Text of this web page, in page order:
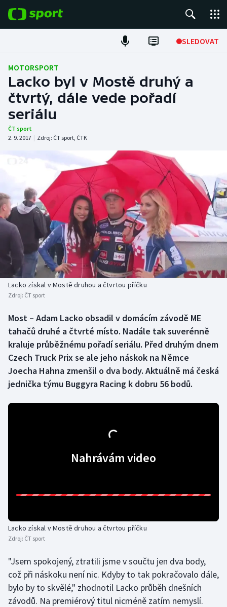
SLEDOVAT
Fotbal
Hokej
Tenis
Atletika
Cyklistika
DALŠÍ SPORTY
Americký fotbal
Baseball a softbal
Basketbal
Biatlon
Box
Curling
Dostihy
Florbal
Jezdectví
Krasobruslení
Lezení
NEPŘEHLÉDNĚTE
Soutěže
Historické návraty
Aplikace ČT sport
MOTORSPORT
Lacko byl v Mostě druhý a
čtvrtý, dále vede pořadí
seriálu
ČT sport
2. 9. 2017 | Zdroj: ČT sport, ČTK
Lacko získal v Mostě druhou a čtvrtou příčku
Zdroj: ČT sport
Most – Adam Lacko obsadil v domácím závodě ME
tahačů druhé a čtvrté místo. Nadále tak suverénně
kraluje průběžnému pořadí seriálu. Před druhým dnem
Czech Truck Prix se ale jeho náskok na Němce
Joecha Hahna zmenšil o dva body. Aktuálně má česká
jednička týmu Buggyra Racing k dobru 56 bodů.
Nahrávám video
Lacko získal v Mostě druhou a čtvrtou příčku
Zdroj: ČT sport
"Jsem spokojený, ztratili jsme v součtu jen dva body,
což při náskoku není nic. Kdyby to tak pokračovalo dále,
bylo by to skvělé," zhodnotil Lacko průběh dnešních
závodů. Na premiérový titul nicméně zatím nemyslí.